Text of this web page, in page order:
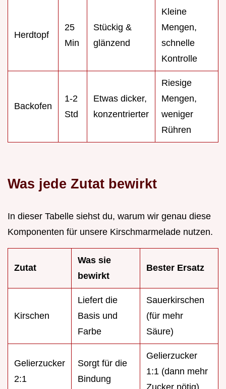
Herdtopf
25
Min
Stückig &
glänzend
Kleine
Mengen,
schnelle
Kontrolle
Backofen
1-2
Std
Etwas dicker,
konzentrierter
Riesige
Mengen,
weniger
Rühren
Was jede Zutat bewirkt
In dieser Tabelle siehst du, warum wir genau diese
Komponenten für unsere Kirschmarmelade nutzen.
Zutat
Was sie
bewirkt
Bester Ersatz
Kirschen
Liefert die
Basis und
Farbe
Sauerkirschen
(für mehr
Säure)
Gelierzucker
2:1
Sorgt für die
Bindung
Gelierzucker
1:1 (dann mehr